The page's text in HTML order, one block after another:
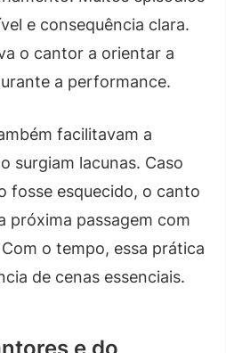
e consequência clara.
o cantor a orientar a
a performance.
facilitavam a
surgiam lacunas. Caso
fosse esquecido, o canto
próxima passagem com
o tempo, essa prática
de cenas essenciais.